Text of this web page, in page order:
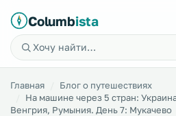
Columbista
Главная
Блог о путешествиях
На машине через 5 стран:
Венгрия, Румыния. День 7: Мукачево